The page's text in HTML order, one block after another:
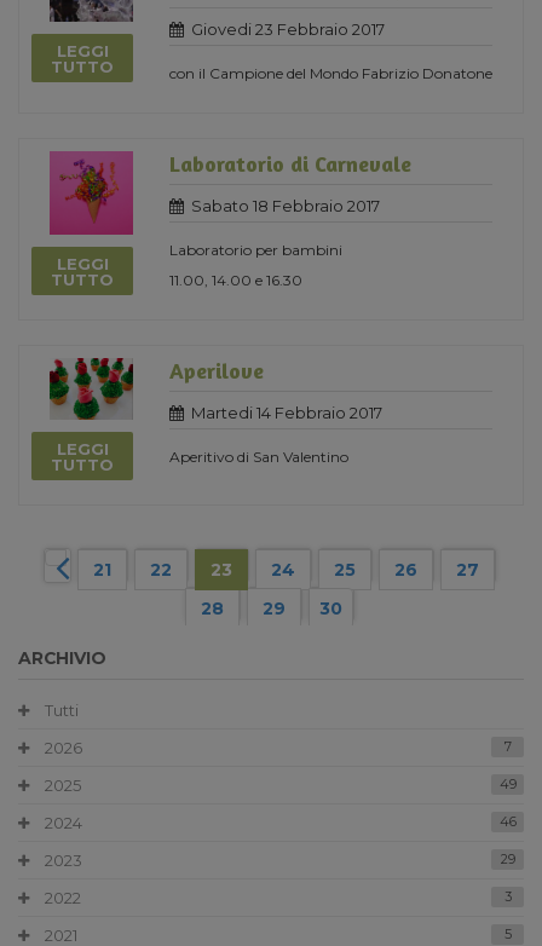
LEGGI
TUTTO
Giovedi 23 Febbraio 2017
con il Campione del Mondo Fabrizio Donatone
LEGGI
TUTTO
Laboratorio di Carnevale
Sabato 18 Febbraio 2017
Laboratorio per bambini
11.00, 14.00 e 16.30
LEGGI
TUTTO
Aperilove
Martedi 14 Febbraio 2017
Aperitivo di San Valentino
21 22 23 24 25 26
27
28
29 30
ARCHIVIO
Tutti
2026
7
2025 49
2024 46
2023 29
2022 3
2021 5